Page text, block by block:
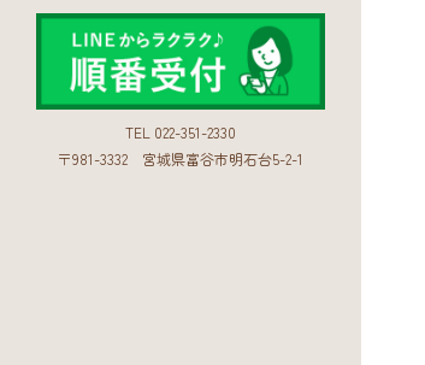
TEL 022-351-2330
〒981-3332
宮城県富谷市明石台5-2-1